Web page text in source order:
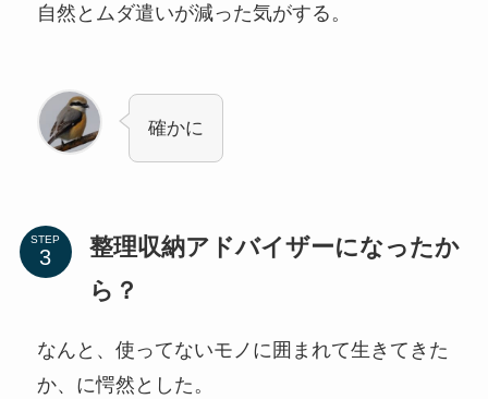
自然とムダ遣いが減った気がする。
確かに
STEP
整理収納アドバイザーになったか
ら？
なんと、使ってないモノに囲まれて生きてきた
か、に愕然とした。